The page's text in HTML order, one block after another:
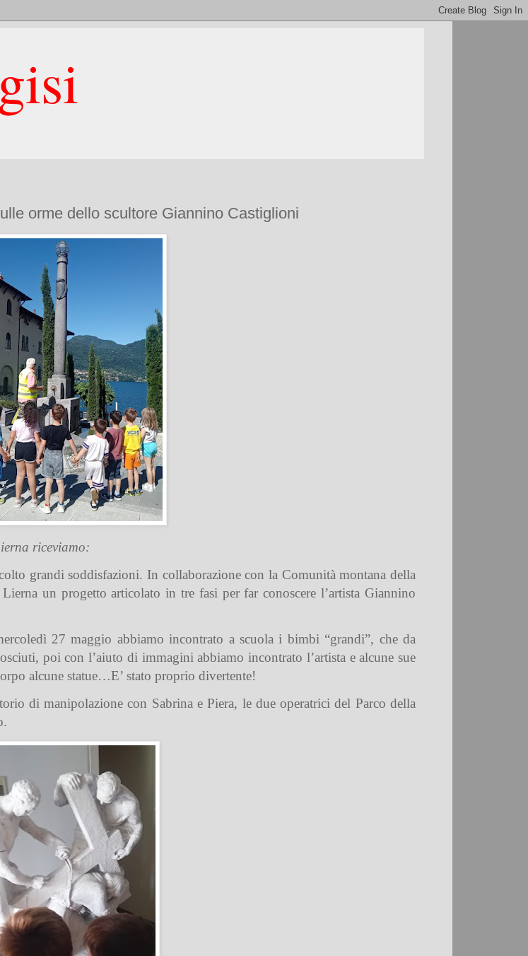
orme dello scultore Giannino Castiglioni
riceviamo:
grandi soddisfazioni. In collaborazione con la Comunità montana della
un progetto articolato in tre fasi per far conoscere l’artista Giannino
27 maggio abbiamo incontrato a scuola i bimbi “grandi”, che da
poi con l’aiuto di immagini abbiamo incontrato l’artista e alcune sue
alcune statue…E’ stato proprio divertente!
di manipolazione con Sabrina e Piera, le due operatrici del Parco della